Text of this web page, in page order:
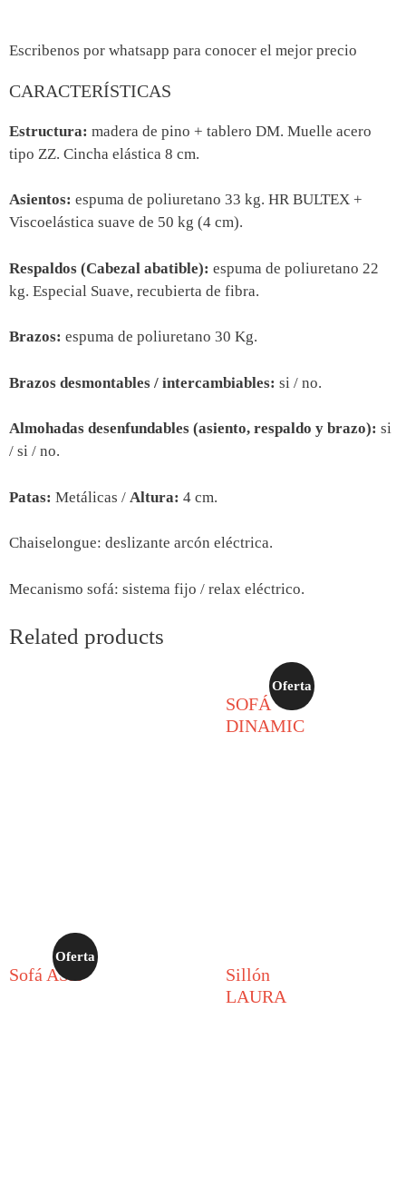
Escribenos por whatsapp para conocer el mejor precio
CARACTERÍSTICAS
Estructura: madera de pino + tablero DM. Muelle acero
tipo ZZ. Cincha elástica 8 cm.
Asientos: espuma de poliuretano 33 kg. HR BULTEX +
Viscoelástica suave de 50 kg (4 cm).
Respaldos (Cabezal abatible): espuma de poliuretano 22
kg. Especial Suave, recubierta de fibra.
Brazos: espuma de poliuretano 30 Kg.
Brazos desmontables / intercambiables: si / no.
Almohadas desenfundables (asiento, respaldo y brazo): si
/ si / no.
Patas: Metálicas / Altura: 4 cm.
Chaiselongue: deslizante arcón eléctrica.
Mecanismo sofá: sistema fijo / relax eléctrico.
Related products
Oferta
SOFÁ
DINAMIC
Oferta
Sofá ASH
Sillón
LAURA